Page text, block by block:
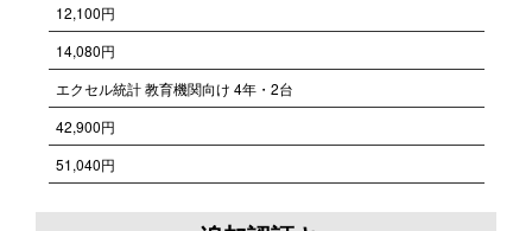
12,100円
14,080円
エクセル統計 教育機関向け 4年・2台
42,900円
51,040円